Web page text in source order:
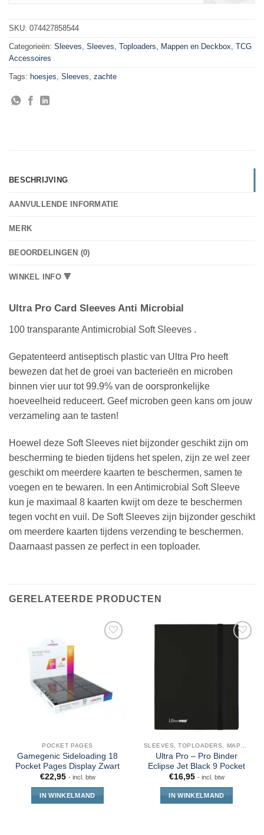
SKU: 074427858544
Categorieën: Sleeves Sleeves, Toploaders, Mappen en Deckbox TCG
Accessoires
Tags: hoesjes Sleeves zachte
BESCHRIJVING
AANVULLENDE INFORMATIE
MERK
BEOORDELINGEN (0)
WINKEL INFO 🔻
Ultra Pro Card Sleeves Anti Microbial
100 transparante Antimicrobial Soft Sleeves .
Gepatenteerd antiseptisch plastic van Ultra Pro heeft
bewezen dat het de groei van bacterieën en microben
binnen vier uur tot 99.9% van de oorspronkelijke
hoeveelheid reduceert. Geef microben geen kans om jouw
verzameling aan te tasten!
Hoewel deze Soft Sleeves niet bijzonder geschikt zijn om
bescherming te bieden tijdens het spelen, zijn ze wel zeer
geschikt om meerdere kaarten te beschermen, samen te
voegen en te bewaren. In een Antimicrobial Soft Sleeve
kun je maximaal 8 kaarten kwijt om deze te beschermen
tegen vocht en vuil. De Soft Sleeves zijn bijzonder geschikt
om meerdere kaarten tijdens verzending te beschermen.
Daarnaast passen ze perfect in een toploader.
GERELATEERDE PRODUCTEN
POCKET PAGES
Gamegenic Sideloading 18
Pocket Pages Display Zwart
€22,95 - incl. btw
IN WINKELMAND
Ultra Pro – Pro Binder
Eclipse Jet Black 9 Pocket
€16,95 - incl. btw
IN WINKELMAND